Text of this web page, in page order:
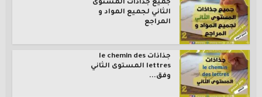
جميع جذاذات المستوى
الثاني لجميع المواد و
المراجع
جذاذات le chemin des
lettres المستوى الثاني
وفق...